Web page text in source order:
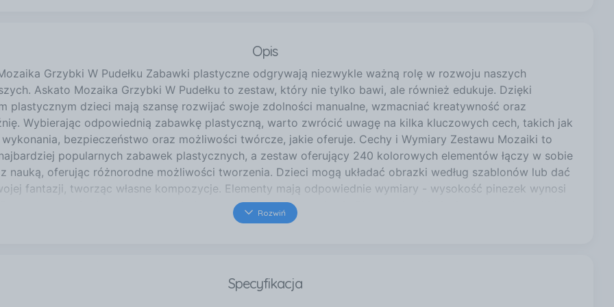
Opis
Grzybki W Pudełku Zabawki plastyczne odgrywają niezwykle ważną rolę w rozwoju naszych
Askato Mozaika Grzybki W Pudełku to zestaw, który nie tylko bawi, ale również edukuje. Dzięki
plastycznym dzieci mają szansę rozwijać swoje zdolności manualne, wzmacniać kreatywność oraz
Wybierając odpowiednią zabawkę plastyczną, warto zwrócić uwagę na kilka kluczowych cech, takich jak
wykonania, bezpieczeństwo oraz możliwości twórcze, jakie oferuje. Cechy i Wymiary Zestawu Mozaiki to
popularnych zabawek plastycznych, a zestaw oferujący 240 kolorowych elementów łączy w sobie
nauką, oferując różnorodne możliwości tworzenia. Dzieci mogą układać obrazki według szablonów lub dać
fantazji, tworząc własne kompozycje. Elementy mają odpowiednie wymiary - wysokość pinezek wynosi
cm, co sprawia, że są wygodne do trzymania w małych rączkach. Plansza do układania ma wymiary około
cm, co jest idealne dla maluchów. Bezpieczeństwo i Materiały Kiedy myślimy o zabawkach dla dzieci,
w pełni przystosowany do ich potrzeb i bezpieczeństwa. Zestaw zawiera także woreczek na pinezki, co
Rozwiń
Specyfikacja